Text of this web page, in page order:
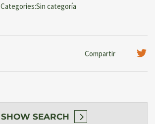
Categories:Sin categoría
Compartir
SHOW SEARCH